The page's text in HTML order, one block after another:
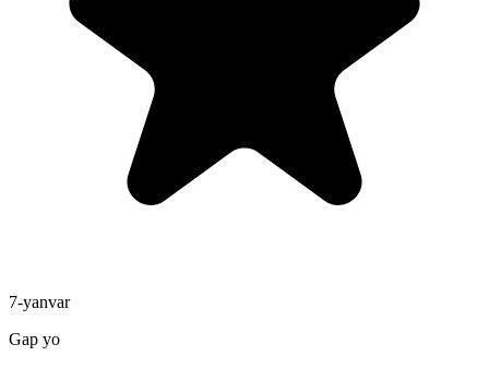
7-yanvar
Gap yo